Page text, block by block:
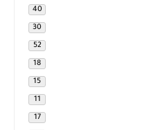
40
30
52
18
15
11
17